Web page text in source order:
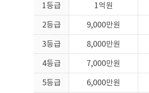
장
의
우
장
1등급 1억원
2등급
9,000만원
3등급
8,000만원
4등급
7,000만원
5등급
6,000만원